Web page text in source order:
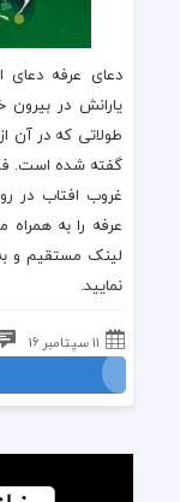
دعای عرفه دعای
یارانش در
طولاتی که در آن
گفته شده است.
غروب افتاب در
عرفه
لینک مستقیم و
نمایید.
11 سپتامبر 16